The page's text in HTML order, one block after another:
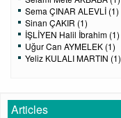
Sema ÇINAR ALEVLİ (1)
Sinan ÇAKIR (1)
İŞLİYEN Halil İbrahim (1)
Uğur Can AYMELEK (1)
Yeliz KULALI MARTIN (1)
Articles